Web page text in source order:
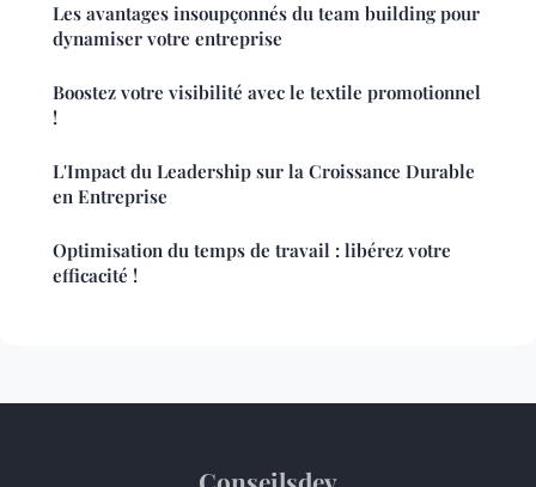
Les avantages insoupçonnés du team building pour
dynamiser votre entreprise
Boostez votre visibilité avec le textile promotionnel
!
L'Impact du Leadership sur la Croissance Durable
en Entreprise
Optimisation du temps de travail : libérez votre
efficacité !